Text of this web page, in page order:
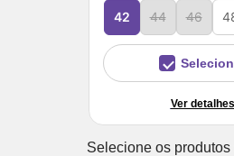
42 44 46
Ver detalhes
Selecione os